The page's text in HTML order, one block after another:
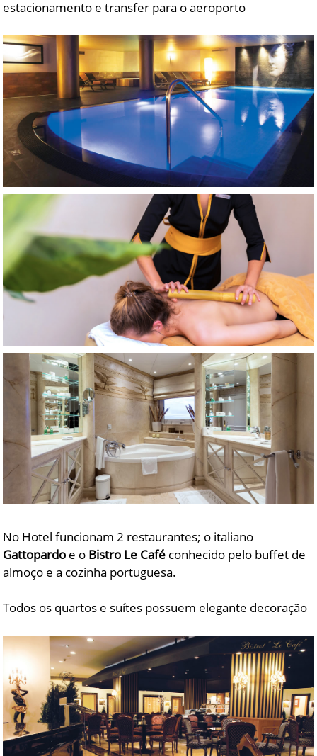
estacionamento e transfer para o aeroporto
No Hotel funcionam 2 restaurantes; o italiano
Gattopardo e o Bistro Le Café conhecido pelo buffet de
almoço e a cozinha portuguesa.
Todos os quartos e suítes possuem elegante decoração